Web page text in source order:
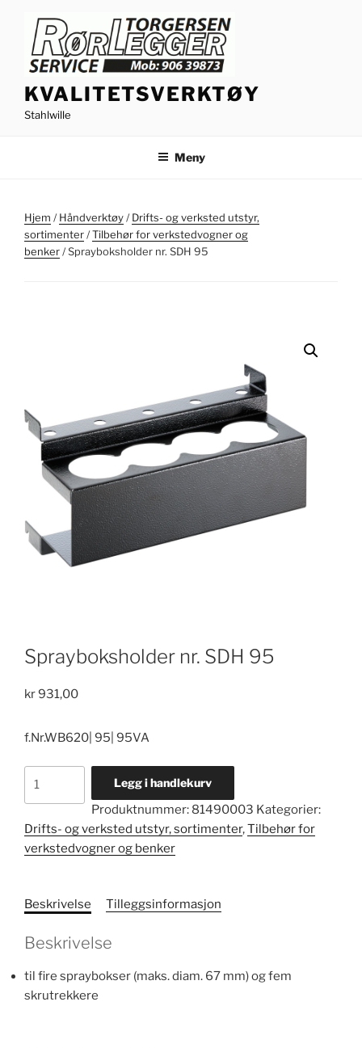
innhold
KVALITETSVERKTØY
Stahlwille
Meny
Hjem /Håndverktøy/Drifts- og verksted utstyr,
sortimenter/Tilbehør for verkstedvogner og
benker/ Sprayboksholder nr. SDH 95
Sprayboksholder nr. SDH 95
kr931,00
f.Nr.WB620| 95| 95VA
Sprayboksholder
95
antall
Legg i handlekurv
Produktnummer: 81490003 Kategorier:
Drifts- og verksted utstyr, sortimenter,Tilbehør for
verkstedvogner og benker
Beskrivelse Tilleggsinformasjon
Beskrivelse
til fire spraybokser (maks. diam. 67 mm) og fem
skrutrekkere